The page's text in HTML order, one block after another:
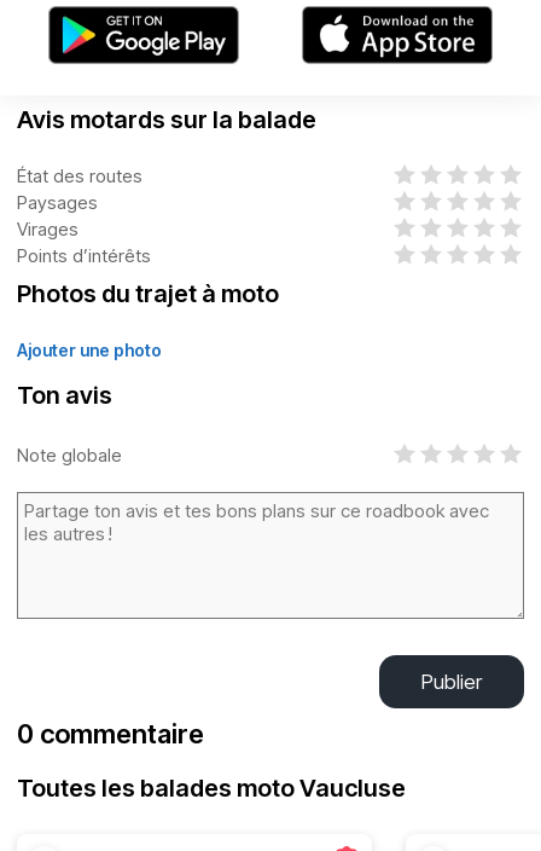
Avis motards sur la balade
État des routes
Paysages
Virages
Points d’intérêts
Photos du trajet à moto
Ajouter une photo
Ton avis
Note globale
Publier
0 commentaire
Toutes les balades moto Vaucluse